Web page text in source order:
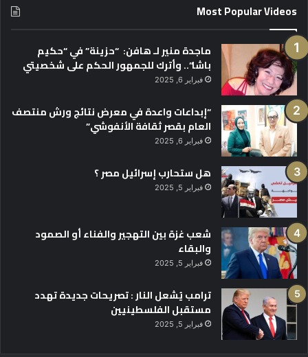
Most Popular Videos
ماجدة منير لـ هافن: “حزينة” في “حكيم
باشا”.. وأترك للجمهور الحكم على شخصيتي
فبراير 6, 2025
“إبداعات واعدة في معرض نتائج ورش منتصف
العام بقصر ثقافة الأنفوشي”
فبراير 6, 2025
هل ستحارب إسرائيل مصر ؟
فبراير 5, 2025
شعب غزة بين التهجير والفناء أو الصمود
والبقاء
فبراير 5, 2025
ترامب يُشعل النار : تصريحات جديدة تهدد
مستقبل الفلسطينيين
فبراير 5, 2025